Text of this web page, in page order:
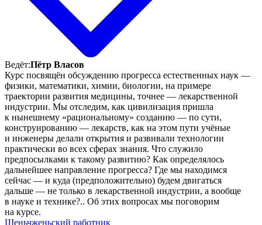
Ведёт:Пётр Власов
Курс посвящён обсуждению прогресса естественных наук —
физики, математики, химии, биологии, на примере
траектории развития медицины, точнее — лекарственной
индустрии. Мы отследим, как цивилизация пришла
к нынешнему «рациональному» созданию — по сути,
конструированию — лекарств, как на этом пути учёные
и инженеры делали открытия и развивали технологии
практически во всех сферах знания. Что служило
предпосылками к такому развитию? Как определялось
дальнейшее направление прогресса? Где мы находимся
сейчас — и куда (предположительно) будем двигаться
дальше — не только в лекарственной индустрии, а вообще
в науке и технике?.. Об этих вопросах мы поговорим
на курсе.
Шеньчженьский работник